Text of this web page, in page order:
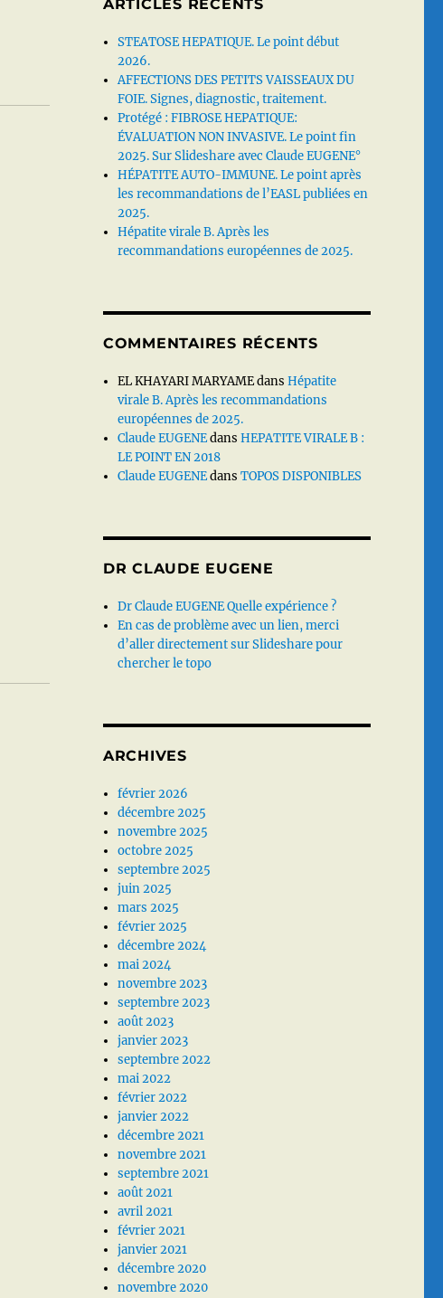
ARTICLES RÉCENTS
STEATOSE HEPATIQUE. Le point début
2026.
AFFECTIONS DES PETITS VAISSEAUX DU
FOIE. Signes, diagnostic, traitement.
Protégé : FIBROSE HEPATIQUE:
ÉVALUATION NON INVASIVE. Le point fin
2025. Sur Slideshare avec Claude EUGENE°
HÉPATITE AUTO-IMMUNE. Le point après
les recommandations de l’EASL publiées en
2025.
Hépatite virale B. Après les
recommandations européennes de 2025.
COMMENTAIRES RÉCENTS
EL KHAYARI MARYAMEdansHépatite
virale B. Après les recommandations
européennes de 2025.
Claude EUGENEdansHEPATITE VIRALE B :
LE POINT EN 2018
Claude EUGENEdansTOPOS DISPONIBLES
DR CLAUDE EUGENE
Dr Claude EUGENE Quelle expérience ?
En cas de problème avec un lien, merci
d’aller directement sur Slideshare pour
chercher le topo
ARCHIVES
février 2026
décembre 2025
novembre 2025
octobre 2025
septembre 2025
juin 2025
mars 2025
février 2025
décembre 2024
mai 2024
novembre 2023
septembre 2023
août 2023
janvier 2023
septembre 2022
mai 2022
février 2022
janvier 2022
décembre 2021
novembre 2021
septembre 2021
août 2021
avril 2021
février 2021
janvier 2021
décembre 2020
novembre 2020